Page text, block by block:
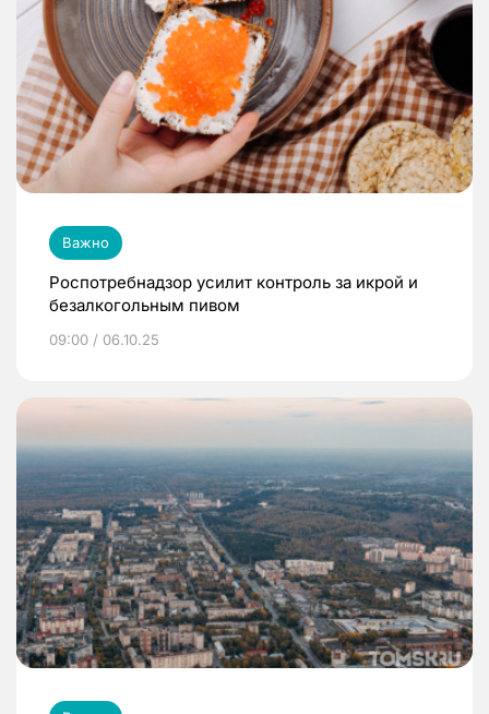
Важно
Роспотребнадзор усилит контроль за икрой и
безалкогольным пивом
09:00 / 06.10.25